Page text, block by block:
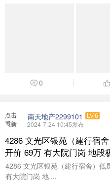
0
点击
重新
南天地产2299101 LV.6
2024-7-24 10:45发布
4286 文光区银苑（建行宿舍）低层 122平
开价 69万 有大院
4286 文光区银苑（建行宿舍）
有大院门岗 地 ...